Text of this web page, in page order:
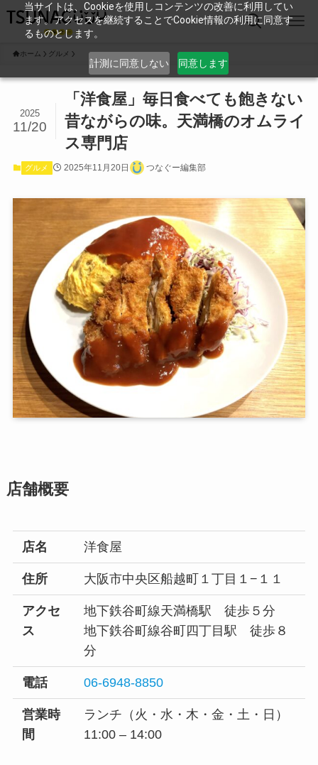
当サイトは、Cookieを使用しコンテンツの改善に利用してい
ます。アクセスを継続することでCookie情報の利用に同意す
るものとします。
計測に同意しない 同意します
ホーム グルメ
「洋食屋」毎日食べても飽きない
昔ながらの味。天満橋のオムライ
ス専門店
2025
11/20
グルメ 2025年11月20日 つなぐー編集部
店舗概要
店名 洋食屋
住所 大阪市中央区船越町１丁目１−１１
アクセ
ス
地下鉄谷町線天満橋駅 徒歩５分
地下鉄谷町線谷町四丁目駅 徒歩８
分
電話 06-6948-8850
営業時
間
ランチ（火・水・木・金・土・日）
11:00 – 14:00